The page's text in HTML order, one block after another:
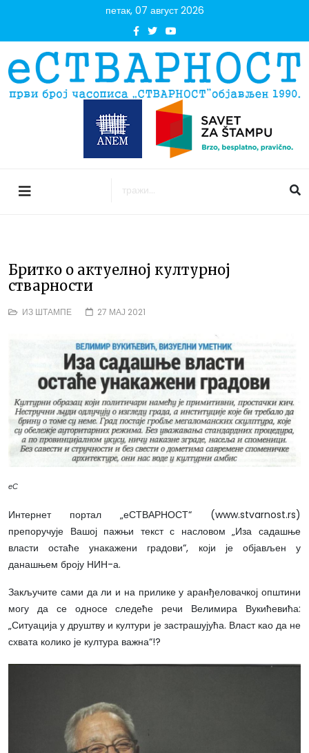
петак, 07 август 2026
Бритко о актуелној културној
стварности
ИЗ ШТАМПЕ 27 МАЈ 2021
еС
Интернет портал „еСТВАРНОСТ“ (www.stvarnost.rs)
препоручује Вашој пажњи текст с насловом „Иза садашње
власти остаће унакажени градови“, који је објављен у
данашњем броју НИН-а.
Закључите сами да ли и на прилике у аранђеловачкој општини
могу да се односе следеће речи Велимира Вукићевића:
„Ситуација у друштву и култури је застрашујућа. Власт као да не
схвата колико је култура важна“!?